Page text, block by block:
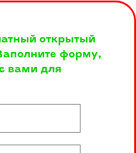
открытый
форму,
вами для